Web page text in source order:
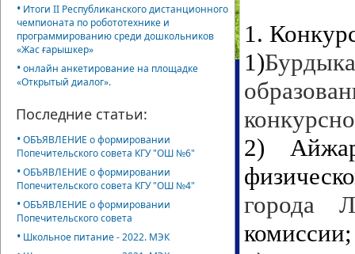
• Итоги II Республиканского дистанционного
чемпионата по робототехнике и
программированию среди дошкольников
«Жас ғарышкер»
•онлайн анкетирование на площадке
«Открытый диалог».
Последние статьи:
•ОБЪЯВЛЕНИЕ о формировании
Попечительского совета КГУ "ОШ №6"
•ОБЪЯВЛЕНИЕ о формировании
Попечительского совета КГУ "ОШ №4"
•ОБЪЯВЛЕНИЕ о формировании
Попечительского совета
• Школьное питание - 2022. МЭК
1.
1)
2)
города
комиссии;